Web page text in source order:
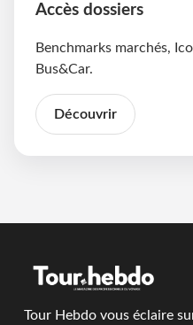
Accès dossiers
Benchmarks marchés,
Bus&Car.
Découvrir
Tour Hebdo vous éclaire